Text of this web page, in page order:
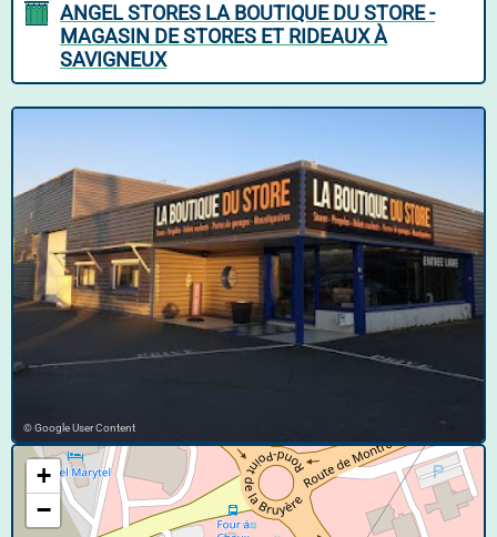
ANGEL STORES LA BOUTIQUE DU STORE -
MAGASIN DE STORES ET RIDEAUX À
SAVIGNEUX
© Google User Content
+
−